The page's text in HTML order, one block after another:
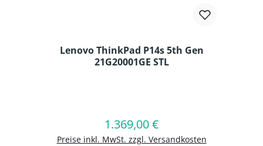
Lenovo ThinkPad P14s 5th Gen
21G20001GE STL
Regulärer Preis:
1.369,00 €
Preise inkl. MwSt. zzgl. Versandkosten
In den Warenkorb